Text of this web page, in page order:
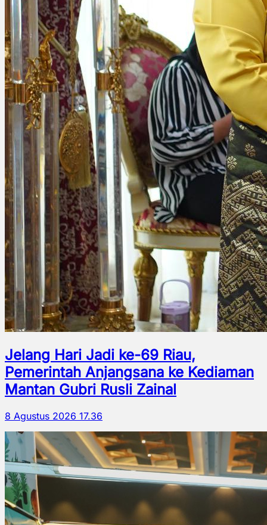
Jelang Hari Jadi ke-69 Riau,
Pemerintah Anjangsana ke Kediaman
Mantan Gubri Rusli Zainal
8 Agustus 2026 17.36